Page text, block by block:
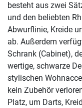
besteht aus zwei
und den beliebten
Abwurflinie, Kreide
ab. Außerdem
Schrank (Cabinet),
wertige, schwarze
stylischen
kein Zubehör
Platz, um Darts,